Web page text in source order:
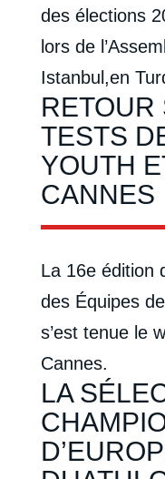
des élections
lors de
Istanbul,en
RETOUR
TESTS
YOUTH
CANNES
La 16e édition
des Équipes
s’est tenue le
Cannes.
LA